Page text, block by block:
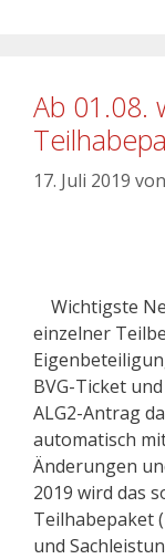
Ab 01.08.
17. Juli 2019 von
Wichtigste
einzelner
BVG-Ticket
ALG2-Antrag
automatisch
Änderungen
2019 wird das
Teilhabepaket
und